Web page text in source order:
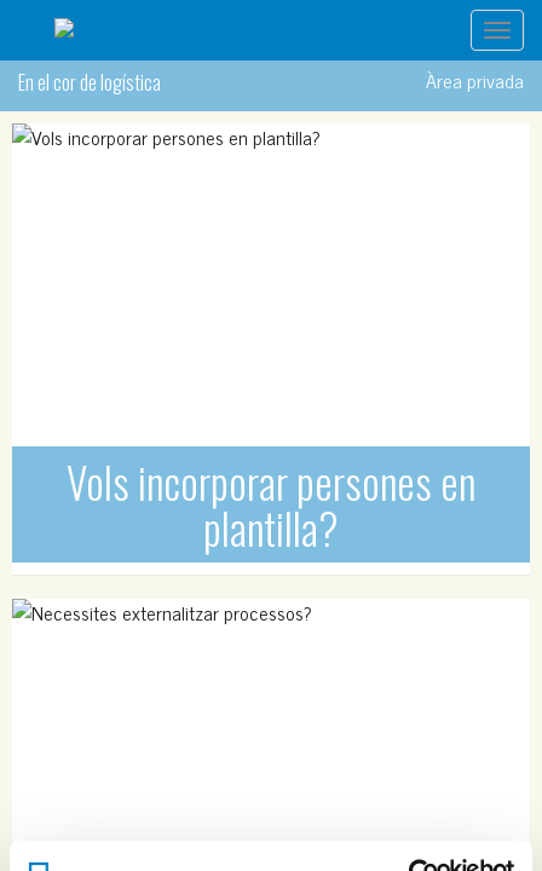
En el cor de logística Àrea privada
Vols incorporar persones en
plantilla?